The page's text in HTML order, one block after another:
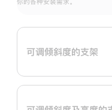
你的各种安装需求。
可调倾斜度的支架